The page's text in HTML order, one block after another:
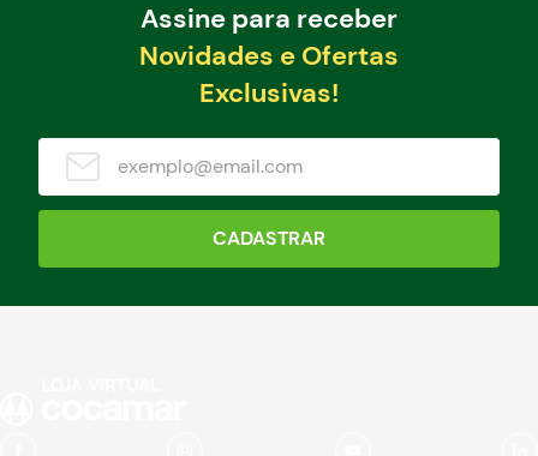
Assine para receber
Novidades e Ofertas
Exclusivas!
CADASTRAR